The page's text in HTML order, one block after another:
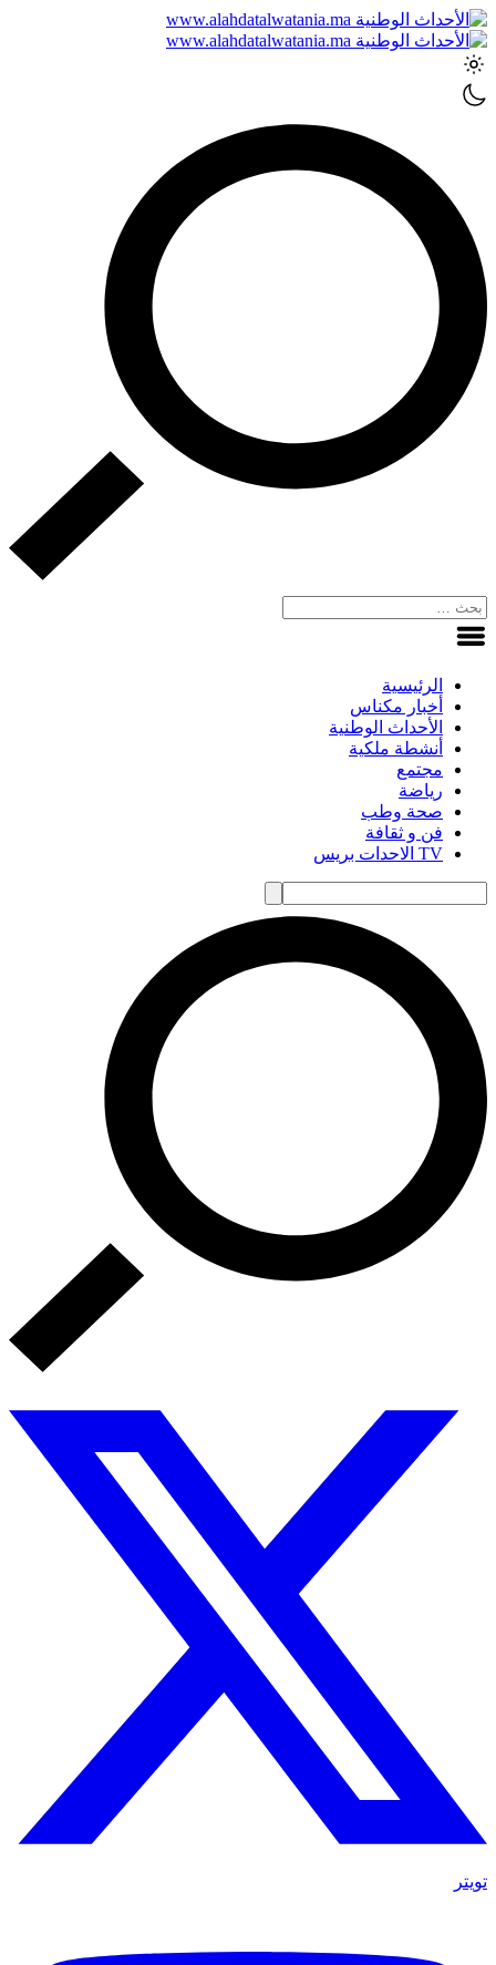
الرئيسية
أخبار مكناس
الأحداث الوطنية
أنشطة ملكية
مجتمع
رياضة
صحة وطب
فن و ثقافة
TV الاحدات بريس
تويتر